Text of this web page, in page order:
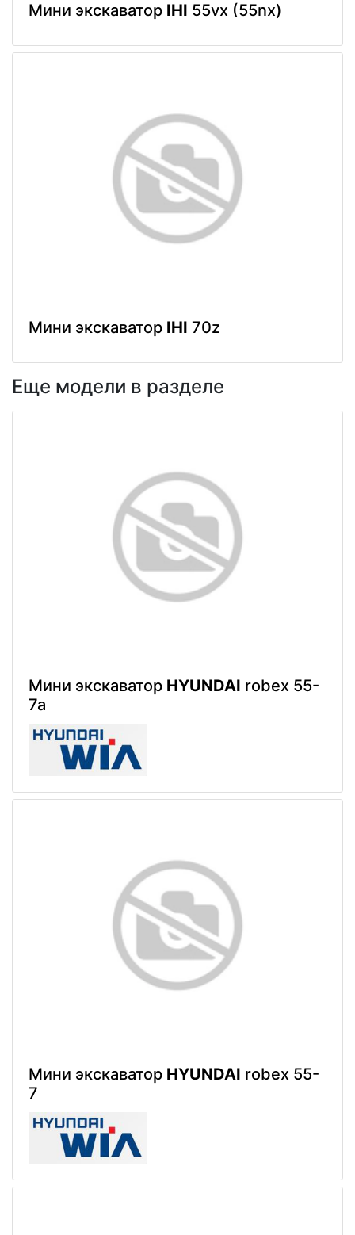
Мини экскаватор IHI 55vx (55nx)
Мини экскаватор IHI 70z
Еще модели в разделе
Мини экскаватор HYUNDAI robex 55-
7a
Мини экскаватор HYUNDAI robex 55-
7